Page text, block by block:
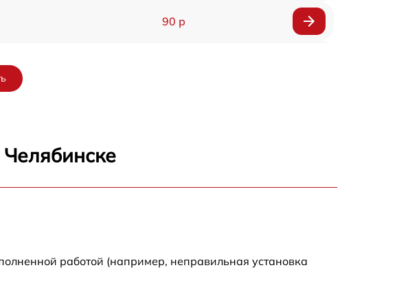
90 р
Челябинске
работой (например, неправильная установка